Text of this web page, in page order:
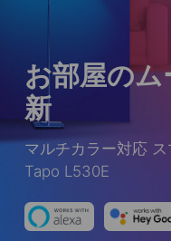
お部屋の
新
マルチカラー対応
Tapo L530E